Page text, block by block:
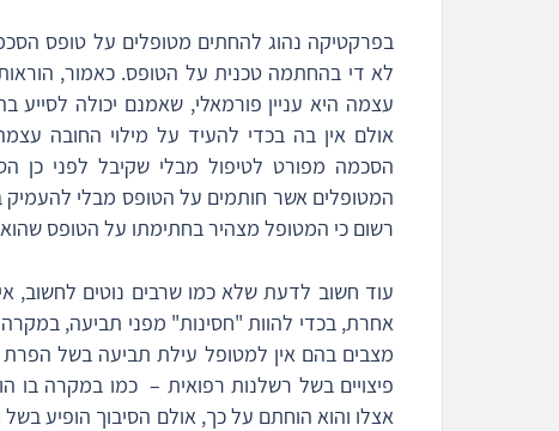
בפרקטיקה נהוג להחתים מטופלים על טופס
לא די בהחתמה טכנית על הטופס. כאמור,
עצמה היא עניין פורמאלי, שאמנם יכולה
אולם אין בה בכדי להעיד על מילוי החובה
הסכמה מפורט לטיפול מבלי שקיבל לפני כן
המטופלים אשר חותמים על הטופס מבלי להעמיק
רשום כי המטופל מצהיר בחתימתו על הטופס
עוד חשוב לדעת שלא כמו שרבים נוטים לחשוב,
אחרת, בכדי להוות "חסינות" מפני תביעה,
מצבים בהם אין למטופל עילת תביעה בשל
פיצויים בשל רשלנות רפואית – כמו במקרה בו
אצלו והוא הוחתם על כך, אולם הסיבוך הופיע